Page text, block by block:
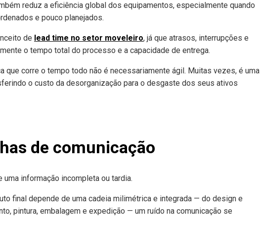
reduz a eficiência global dos equipamentos, especialmente quando
e pouco planejados.
de lead time no setor moveleiro, já que atrasos, interrupções e
o tempo total do processo e a capacidade de entrega.
que corre o tempo todo não é necessariamente ágil. Muitas vezes, é uma
o custo da desorganização para o desgaste dos seus ativos
de comunicação
informação incompleta ou tardia.
final depende de uma cadeia milimétrica e integrada — do design e
pintura, embalagem e expedição — um ruído na comunicação se